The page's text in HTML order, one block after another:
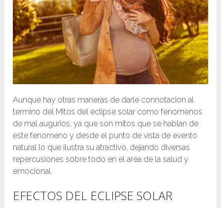
Aunque hay otras maneras de darle connotacion al
termino del Mitos del eclipse solar como fenomenos
de mal augurios, ya que son mitos que se hablan de
este fenomeno y desde el punto de vista de evento
natural lo que ilustra su atractivo, dejando diversas
repercusiones sobre todo en el area de la salud y
emocional.
EFECTOS DEL ECLIPSE SOLAR